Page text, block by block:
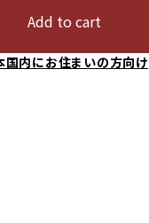
Add to cart
国内にお住まいの方向け